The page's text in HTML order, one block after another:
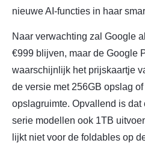
nieuwe AI-functies in haar
Naar verwachting zal Google
€999 blijven, maar de Google
waarschijnlijk het prijskaartje
de versie met 256GB opslag
opslagruimte. Opvallend is dat
serie modellen ook 1TB
lijkt niet voor de foldables op